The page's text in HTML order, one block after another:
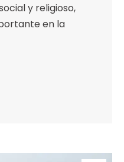
y religioso,
en la